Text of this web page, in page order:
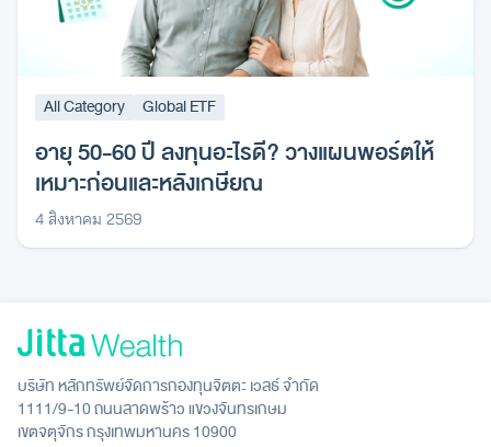
All Category Global ETF
อายุ 50-60 ปี ลงทุนอะไรดี? วางแผนพอร์ตให้
เหมาะก่อนและหลังเกษียณ
4 สิงหาคม 2569
บริษัท หลักทรัพย์จัดการกองทุนจิตตะ เวลธ์ จำกัด
1111/9-10 ถนนลาดพร้าว แขวงจันทรเกษม
เขตจตุจักร กรุงเทพมหานคร 10900